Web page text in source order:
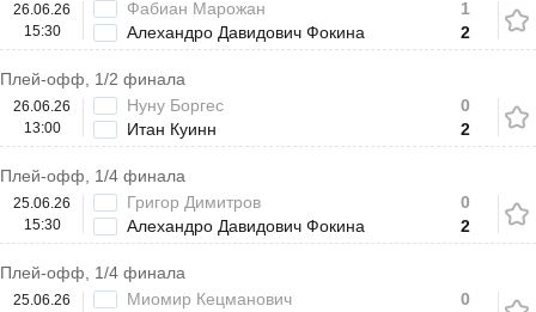
26.06.26
15:30
Фабиан Марожан
Алехандро Давидович Фокина
1
2
Плей-офф, 1/2 финала
26.06.26
13:00
Нуну Боргес
Итан Куинн
0
2
Плей-офф, 1/4 финала
25.06.26
15:30
Григор Димитров
Алехандро Давидович Фокина
0
2
Плей-офф, 1/4 финала
25.06.26
Миомир Кецманович
0